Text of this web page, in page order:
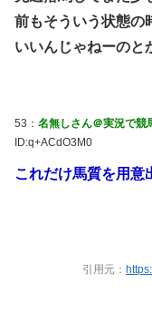
前もそういう状態の
いいんじゃねーのと
53： 名無しさん＠実況で競
ID:q+ACdO3M0
これだけ馬質を用意
引用元：